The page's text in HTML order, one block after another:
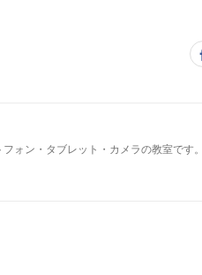
ォン・タブレット・カメラの教室です